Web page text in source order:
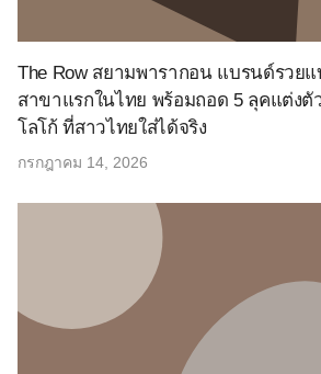
The Row สยามพารากอน แบรนด์รวย
สาขาแรกในไทย พร้อมถอด 5 ลุคแต่ง
โลโก้ ที่สาวไทยใส่ได้จริง
กรกฎาคม 14, 2026